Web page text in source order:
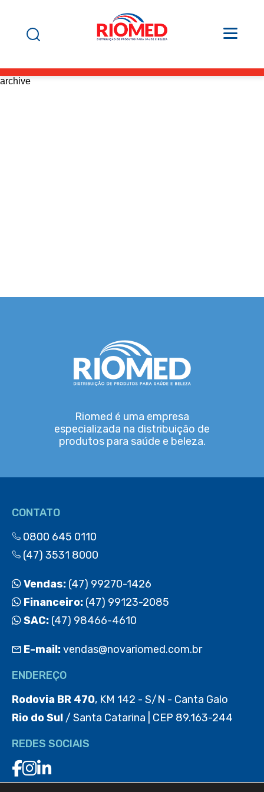
archive
Riomed é uma empresa
especializada na distribuição de
produtos para saúde e beleza.
CONTATO
0800 645 0110
(47) 3531 8000
Vendas: (47) 99270-1426
Financeiro: (47) 99123-2085
SAC: (47) 98466-4610
E-mail:vendas@novariomed.com.br
ENDEREÇO
Rodovia BR 470, KM 142 - S/N - Canta Galo
Rio do Sul / Santa Catarina | CEP 89.163-244
REDES SOCIAIS